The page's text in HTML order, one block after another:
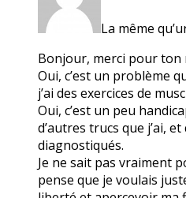
La même
Bonjour, merci pour ton
Oui, c’est un problème
j’ai des exercices de
Oui, c’est un peu
d’autres trucs que j’ai,
diagnostiqués.
Je ne sait pas vraiment
pense que je voulais